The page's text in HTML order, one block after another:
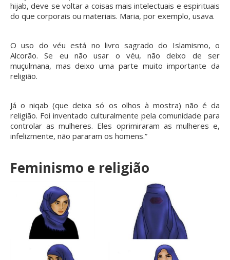
hijab, deve se voltar a coisas mais intelectuais e espirituais
do que corporais ou materiais. Maria, por exemplo, usava.
O uso do véu está no livro sagrado do Islamismo, o
Alcorão. Se eu não usar o véu, não deixo de ser
muçulmana, mas deixo uma parte muito importante da
religião.
Já o niqab (que deixa só os olhos à mostra) não é da
religião. Foi inventado culturalmente pela comunidade para
controlar as mulheres. Eles oprimiraram as mulheres e,
infelizmente, não pararam os homens.”
Feminismo e religião